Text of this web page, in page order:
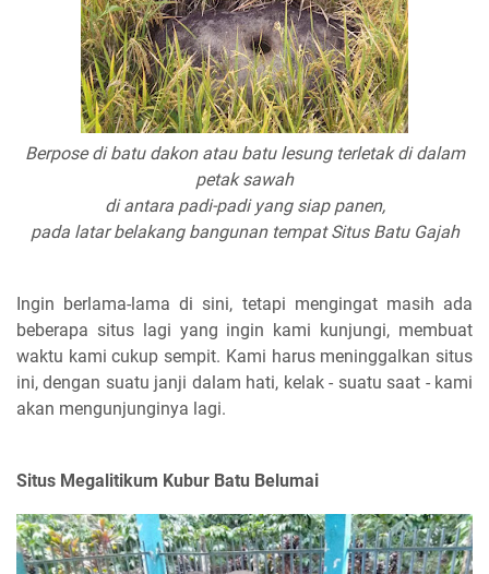
Berpose di batu dakon atau batu lesung terletak di dalam
petak sawah
di antara padi-padi yang siap panen,
pada latar belakang bangunan tempat Situs Batu Gajah
Ingin berlama-lama di sini, tetapi mengingat masih ada
beberapa situs lagi yang ingin kami kunjungi, membuat
waktu kami cukup sempit. Kami harus meninggalkan situs
ini, dengan suatu janji dalam hati, kelak - suatu saat - kami
akan mengunjunginya lagi.
Situs Megalitikum Kubur Batu Belumai